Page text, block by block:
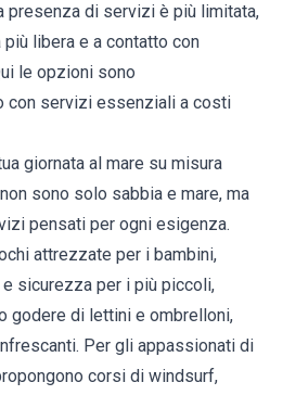
presenza di servizi è più limitata,
libera e a contatto con
le opzioni sono
con servizi essenziali a costi
giornata al mare su misura
sono solo sabbia e mare, ma
pensati per ogni esigenza.
attrezzate per i bambini,
sicurezza per i più piccoli,
godere di lettini e ombrelloni,
Per gli appassionati di
corsi di windsurf,